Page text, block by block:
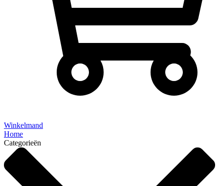
Winkelmand
Home
Categorieën